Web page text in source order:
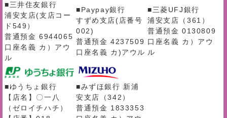
■三井住友銀行
浦安支店(支店コー
ド549）
普通預金 6944065
口座名義 カ）アウ
ル
■Paypay銀行
すずめ支店(店番号
002)
普通預金 4237509
口座名義 カ)アウル
■三菱UFJ銀行
浦安支店（361）
普通預金 0130809
口座名義 カ）アウ
ル
■ゆうちょ銀行
【店名】〇一八
（ゼロイチハチ）
■みずほ銀行 新浦
安支店（342）
普通預金 1833353